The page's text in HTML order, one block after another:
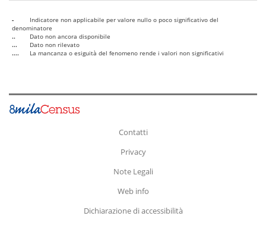
-
Indicatore non applicabile per valore nullo o poco significativo del
denominatore
..
Dato non ancora disponibile
...
Dato non rilevato
....
La mancanza o esiguità del fenomeno rende i valori non significativi
Contatti
Privacy
Note Legali
Web info
Dichiarazione di accessibilità